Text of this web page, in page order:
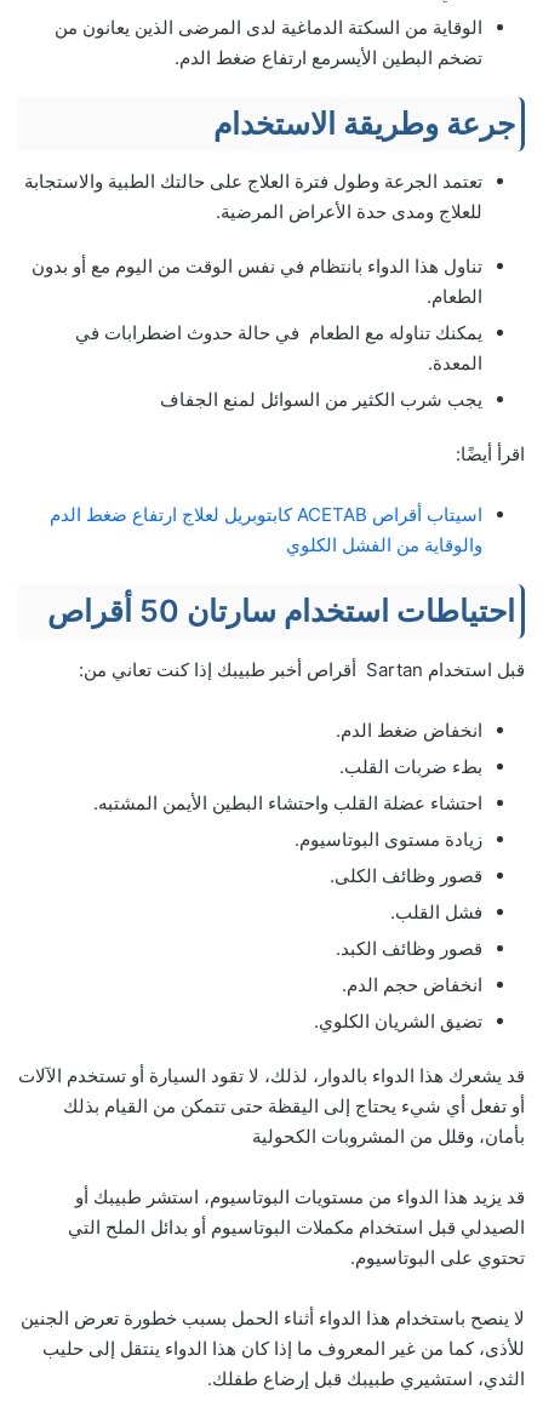
الوقاية من السكتة الدماغية لدى المرضى الذين يعانون من
تضخم البطين الأيسرمع ارتفاع ضغط الدم.
جرعة وطريقة الاستخدام
تعتمد الجرعة وطول فترة العلاج على حالتك الطبية والاستجابة
للعلاج ومدى حدة الأعراض المرضية.
تناول هذا الدواء بانتظام في نفس الوقت من اليوم مع أو بدون
الطعام.
يمكنك تناوله مع الطعام في حالة حدوث اضطرابات في
المعدة.
يجب شرب الكثير من السوائل لمنع الجفاف
اقرأ أيضًا:
اسيتاب أقراص ACETAB كابتوبريل لعلاج ارتفاع ضغط الدم
والوقاية من الفشل الكلوي
احتياطات استخدام سارتان 50 أقراص
قبل استخدام Sartan أقراص أخبر طبيبك إذا كنت تعاني من:
انخفاض ضغط الدم.
بطء ضربات القلب.
احتشاء عضلة القلب واحتشاء البطين الأيمن المشتبه.
زيادة مستوى البوتاسيوم.
قصور وظائف الكلى.
فشل القلب.
قصور وظائف الكبد.
انخفاض حجم الدم.
تضيق الشريان الكلوي.
قد يشعرك هذا الدواء بالدوار، لذلك، لا تقود السيارة أو تستخدم الآلات
أو تفعل أي شيء يحتاج إلى اليقظة حتى تتمكن من القيام بذلك
بأمان، وقلل من المشروبات الكحولية
قد يزيد هذا الدواء من مستويات البوتاسيوم، استشر طبيبك أو
الصيدلي قبل استخدام مكملات البوتاسيوم أو بدائل الملح التي
تحتوي على البوتاسيوم.
لا ينصح باستخدام هذا الدواء أثناء الحمل بسبب خطورة تعرض الجنين
للأذى، كما من غير المعروف ما إذا كان هذا الدواء ينتقل إلى حليب
الثدي، استشيري طبيبك قبل إرضاع طفلك.